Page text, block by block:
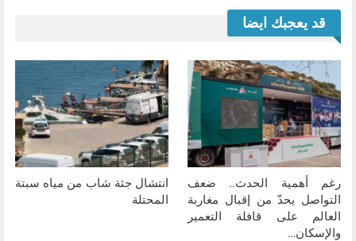
قد يعجبك ايضا
رغم أهمية الحدث.. ضعف
التواصل يحدّ من إقبال مغاربة
العالم على قافلة التعمير
والإسكان…
انتشال جثة شاب من مياه سبتة
المحتلة